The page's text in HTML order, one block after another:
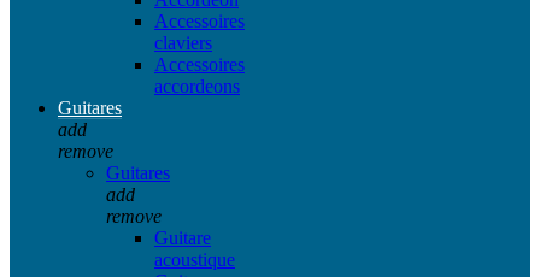
Accessoires
claviers
Accessoires
accordeons
Guitares
add
remove
Guitares
add
remove
Guitare
acoustique